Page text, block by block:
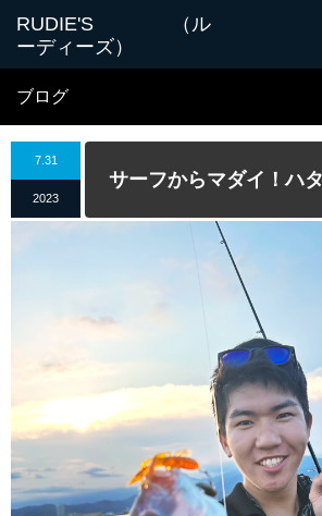
ブログ
7.31
2023
サーフからマダイ！ハ